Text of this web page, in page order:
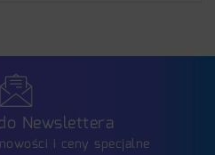
Newslettera
i ceny specjalne